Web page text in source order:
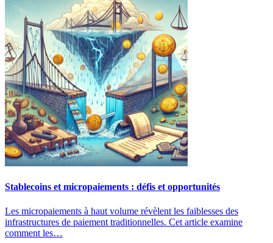
Stablecoins et micropaiements : défis et opportunités
Les micropaiements à haut volume révèlent les faiblesses des
infrastructures de paiement traditionnelles. Cet article examine
comment les…